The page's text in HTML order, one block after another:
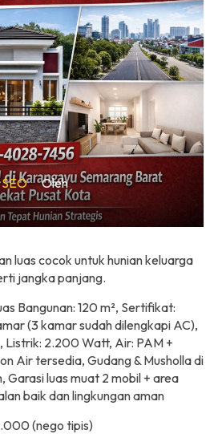
SEO
Oleh
luas cocok untuk hunian keluarga
jangka panjang.
Bangunan: 120 m², Sertifikat:
(3 kamar sudah dilengkapi AC),
Listrik: 2.200 Watt, Air: PAM +
Air tersedia, Gudang & Musholla di
Garasi luas muat 2 mobil + area
baik dan lingkungan aman
(nego tipis)